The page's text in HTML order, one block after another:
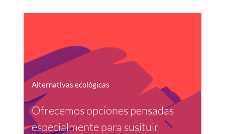
Alternativas ecológicas
Ofrecemos opciones pensadas
especialmente para susituir